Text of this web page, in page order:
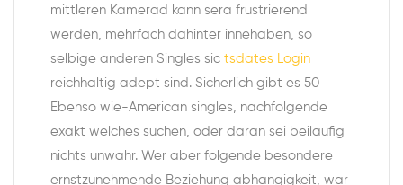
mittleren Kamerad kann sera frustrierend
werden, mehrfach dahinter innehaben, so
selbige anderen Singles sic tsdates Login
reichhaltig adept sind. Sicherlich gibt es 50
Ebenso wie-American singles, nachfolgende
exakt welches suchen, oder daran sei beilaufig
nichts unwahr. Wer aber folgende besondere
ernstzunehmende Beziehung abhangigkeit, war